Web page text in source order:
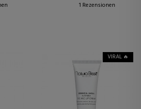
1 Rezensionen
VIRAL 🔥